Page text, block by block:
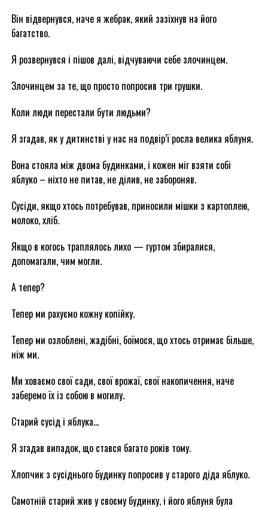
Він відвернувся, наче я жебрак, який зазіхнув на його
багатство.
Я розвернувся і пішов далі, відчуваючи себе злочинцем.
Злочинцем за те, що просто попросив три грушки.
Коли люди перестали бути людьми?
Я згадав, як у дитинстві у нас на подвір’ї росла велика яблуня.
Вона стояла між двома будинками, і кожен міг взяти собі
яблуко – ніхто не питав, не ділив, не забороняв.
Сусіди, якщо хтось потребував, приносили мішки з картоплею,
молоко, хліб.
Якщо в когось траплялось лихо — гуртом збиралися,
допомагали, чим могли.
А тепер?
Тепер ми рахуємо кожну копійку.
Тепер ми озлоблені, жадібні, боїмося, що хтось отримає більше,
ніж ми.
Ми ховаємо свої сади, свої врожаї, свої накопичення, наче
заберемо їх із собою в могилу.
Старий сусід і яблука…
Я згадав випадок, що стався багато років тому.
Хлопчик з сусіднього будинку попросив у старого діда яблуко.
Самотній старий жив у своєму будинку, і його яблуня була